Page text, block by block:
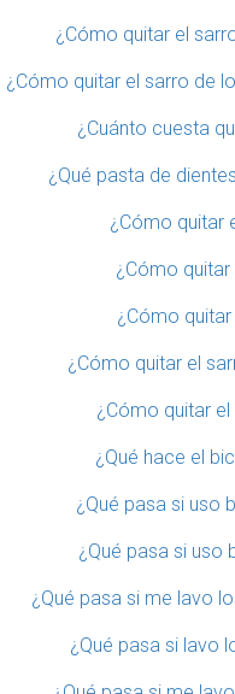
¿Cómo quitar el
¿Cómo quitar el sarro de
¿Cuánto cuesta
¿Qué pasta de
¿Cómo quitar
¿Cómo
¿Cómo
¿Cómo quitar el
¿Cómo quitar
¿Qué hace el
¿Qué pasa si uso
¿Qué pasa si uso
¿Qué pasa si me lavo
¿Qué pasa si lavo